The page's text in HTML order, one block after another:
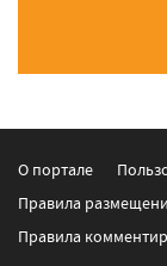
О портале
Правила
Правила